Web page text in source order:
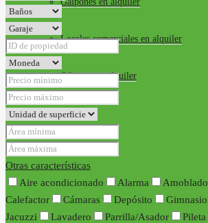
Locales comerciales en alquiler
Oficinas en alquiler
Requisitos
Contacto
Otras características
Aire acondicionado
Alarma Amoblado
Calefactor
Cámaras Depósito Gimnasio
Jacuzzi
Lavadero Parrilla/Asador Pileta